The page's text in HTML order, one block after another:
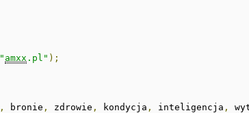
" amxx .pl" );
, bronie , zdrowie , kondycja , inteligencja ,